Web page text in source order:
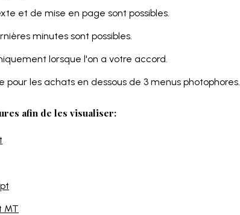
et de mise en page sont possibles.
minutes sont possibles.
lorsque l'on a votre accord.
pour les achats en dessous de 3 menus photophores.
afin de les visualiser:
MT